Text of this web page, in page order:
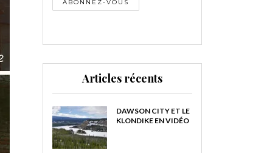
Articles récents
DAWSON CITY ET LE
KLONDIKE EN VIDÉO